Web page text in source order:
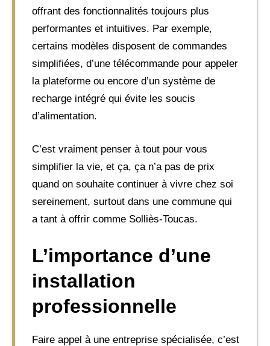
offrant des fonctionnalités toujours plus
performantes et intuitives. Par exemple,
certains modèles disposent de commandes
simplifiées, d’une télécommande pour appeler
la plateforme ou encore d’un système de
recharge intégré qui évite les soucis
d’alimentation.
C’est vraiment penser à tout pour vous
simplifier la vie, et ça, ça n’a pas de prix
quand on souhaite continuer à vivre chez soi
sereinement, surtout dans une commune qui
a tant à offrir comme Solliès-Toucas.
L’importance d’une
installation
professionnelle
Faire appel à une entreprise spécialisée, c’est